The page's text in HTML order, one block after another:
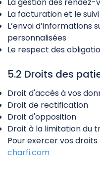
La facturation et le
L’envoi d’informations
personnalisées
Le respect des
5.2 Droits des
Droit d'accès à vos
Droit de rectification
Droit d'opposition
Droit à la limitation du
Pour exercer vos droits :
charfi.com